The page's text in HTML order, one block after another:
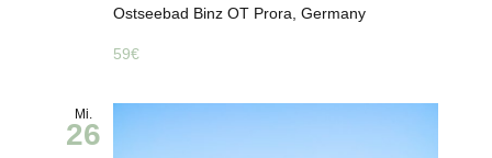
Ostseebad Binz OT Prora, Germany
59€
Mi.
26